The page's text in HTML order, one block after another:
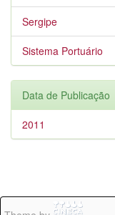
Sergipe
Sistema Portuário
Data de Publicação
2011